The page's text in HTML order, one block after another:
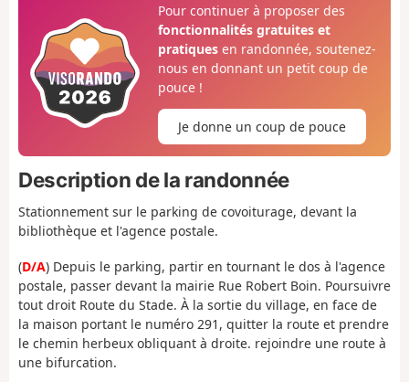
Pour continuer à proposer des
fonctionnalités gratuites et
pratiquesen randonnée, soutenez-
nous en donnant un petit coup de
pouce !
Je donne un coup de pouce
Description de la randonnée
Stationnement sur le parking de covoiturage, devant la
bibliothèque et l'agence postale.
(D/A) Depuis le parking, partir en tournant le dos à l'agence
postale, passer devant la mairie Rue Robert Boin. Poursuivre
tout droit Route du Stade. À la sortie du village, en face de
la maison portant le numéro 291, quitter la route et prendre
le chemin herbeux obliquant à droite. rejoindre une route à
une bifurcation.